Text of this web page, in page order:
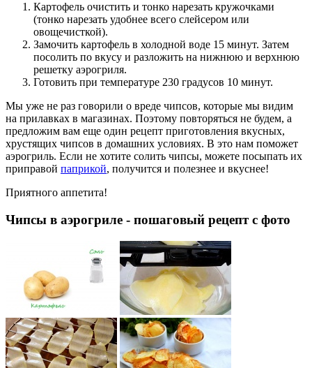
Картофель очистить и тонко нарезать кружочками
(тонко нарезать удобнее всего слейсером или
овощечисткой).
Замочить картофель в холодной воде 15 минут. Затем
посолить по вкусу и разложить на нижнюю и верхнюю
решетку аэрогриля.
Готовить при температуре 230 градусов 10 минут.
Мы уже не раз говорили о вреде чипсов, которые мы видим
на прилавках в магазинах. Поэтому повторяться не будем, а
предложим вам еще один рецепт приготовления вкусных,
хрустящих чипсов в домашних условиях. В это нам поможет
аэрогриль. Если не хотите солить чипсы, можете посыпать их
приправой паприкой, получится и полезнее и вкуснее!
Приятного аппетита!
Чипсы в аэрогриле - пошаговый рецепт с фото